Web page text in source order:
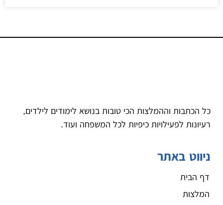
כל הכתבות וההמלצות הכי טובות בנושא לימודים לילדים,
רעיונות לפעילויות כיפיות לכל המשפחה ועוד.
ניווט באתר
דף הבית
המלצות